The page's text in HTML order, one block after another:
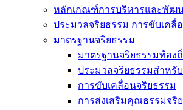
หลักเกณฑ์การบริหารและพัฒ
ประมวลจริยธรรม การขับเคลื่
มาตรฐานจริยธรรม
มาตรฐานจริยธรรมท้อง
ประมวลจริยธรรมสำหรั
การขับเคลื่อนจริยธรรม
การส่งเสริมคุณธรรมจริ